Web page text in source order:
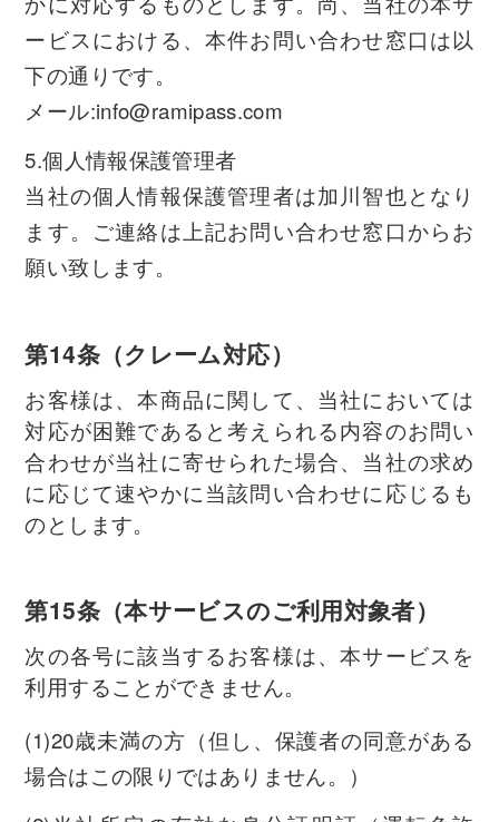
ービスにおける、本件お問い合わせ窓口は以
下の通りです。
メール:info@ramipass.com
5.個人情報保護管理者
当社の個人情報保護管理者は加川智也となり
ます。ご連絡は上記お問い合わせ窓口からお
願い致します。
第14条（クレーム対応）
お客様は、本商品に関して、当社においては
対応が困難であると考えられる内容のお問い
合わせが当社に寄せられた場合、当社の求め
に応じて速やかに当該問い合わせに応じるも
のとします。
第15条（本サービスのご利用対象者）
次の各号に該当するお客様は、本サービスを
利用することができません。
(1)20歳未満の方（但し、保護者の同意がある
場合はこの限りではありません。）